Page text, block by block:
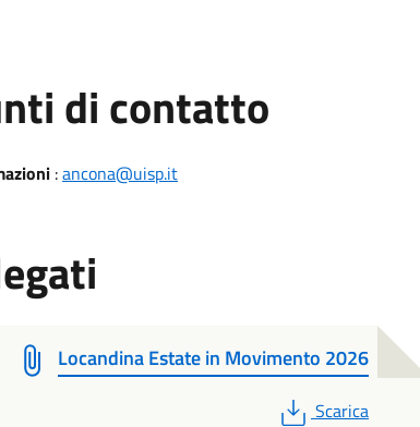
di contatto
:ancona@uisp.it
Locandina Estate in Movimento 2026
PDF
Scarica